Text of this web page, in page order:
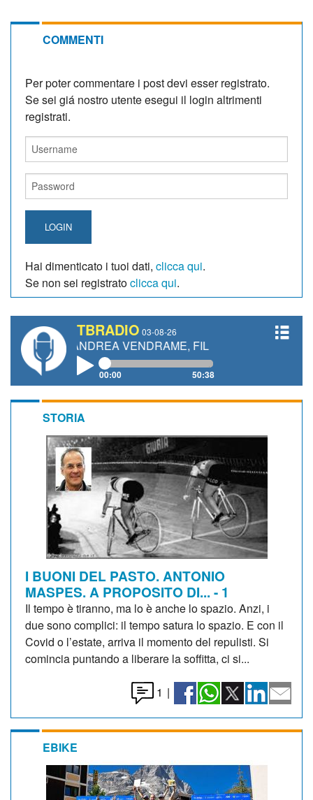
COMMENTI
Per poter commentare i post devi esser registrato.
Se sei giá nostro utente esegui il login altrimenti
registrati.
LOGIN
Hai dimenticato i tuoi dati, clicca qui.
Se non sei registratoclicca qui.
TBRADIO 03-08-26
ANDREA VENDRAME, FILIPPO FIORELLI
00:00 50:38
STORIA
I BUONI DEL PASTO. ANTONIO
MASPES. A PROPOSITO DI... - 1
Il tempo è tiranno, ma lo è anche lo spazio. Anzi, i
due sono complici: il tempo satura lo spazio. E con il
Covid o l’estate, arriva il momento del repulisti. Si
comincia puntando a liberare la soffitta, ci si...
1 |
EBIKE